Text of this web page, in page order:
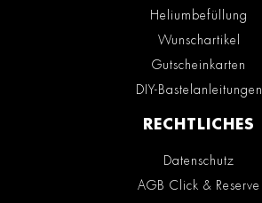
Heliumbefüllung
Wunschartikel
Gutscheinkarten
DIY-Bastelanleitungen
RECHTLICHES
Datenschutz
AGB Click & Reserve